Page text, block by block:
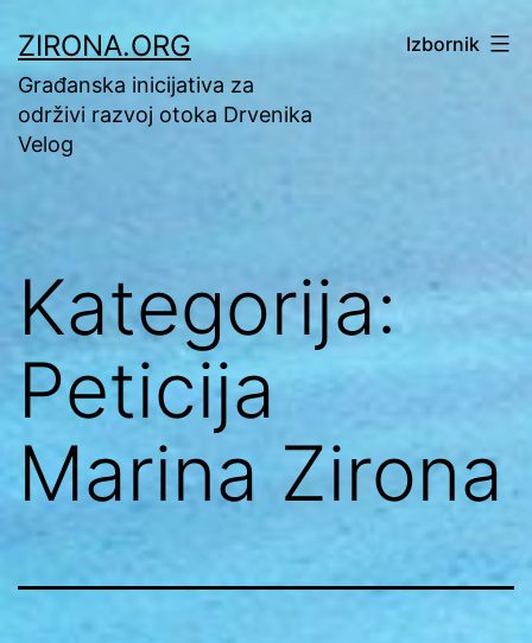
na
sadržaj
ZIRONA.ORG
Građanska inicijativa za
održivi razvoj otoka Drvenika
Velog
Izbornik
Kategorija:
Peticija
Marina Zirona